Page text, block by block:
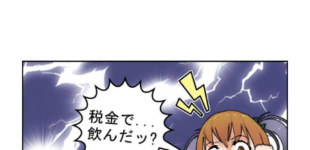
発言を気にした審議会】 10月19日の朝日新聞長野版から引用す
る。 「8月の第3回審議会では1.42%像の結論が出ていたが、そ
の後の 市議会で反対意見が出た ことなどを踏まえ、「市民理解
が得にくい」と判断。「異例の変更」(市幹部)となった。 (中略)
...9月の 市議会定例会では、 長野県知事が一般職と同じ1.15%の